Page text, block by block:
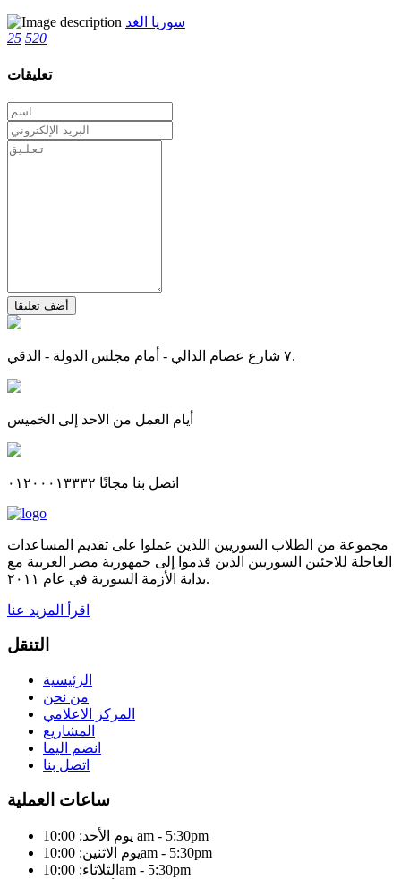
سوريا الغد
25 520
تعليقات
أضف تعليقا
٧ شارع عصام الدالي - أمام مجلس الدولة - الدقي.
أيام العمل من الاحد إلى الخميس
اتصل بنا مجانًا ٠١٢٠٠٠١٣٣٣٢
مجموعة من الطلاب السوريين اللذين عملوا على تقديم المساعدات
العاجلة للاجئين السوريين الذين قدموا إلى جمهورية مصر العربية مع
بداية الأزمة السورية في عام ٢٠١١.
اقرأ المزيد عنا
التنقل
الرئيسية
من نحن
المركز الاعلامي
المشاريع
انضم اليما
اتصل بنا
ساعات العملية
يوم الأحد: 10:00 am - 5:30pm
يوم الاثنين: 10:00am - 5:30pm
الثلاثاء: 10:00am - 5:30pm